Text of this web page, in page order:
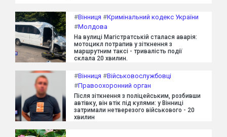
#Вінниця #Кримінальний кодекс України
#Молдова
На вулиці Магістратській сталася аварія:
мотоцикл потрапив у зіткнення з
маршрутним таксі - тривалість події
склала 20 хвилин.
#Вінниця #Військовослужбовці
#Правоохоронний орган
Після зіткнення з поліцейським, розбивши
автівку, він втік під кулями: у Вінниці
затримали нетверезого військового - 20
хвилин